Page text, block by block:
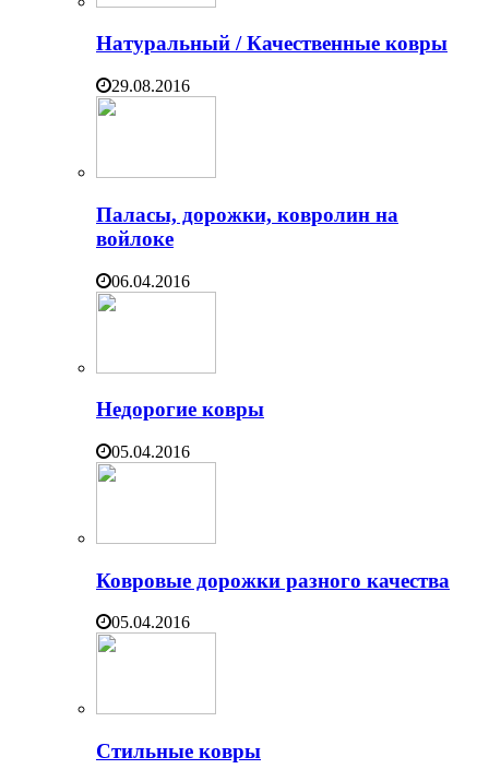
Натуральный / Качественные ковры
29.08.2016
Паласы, дорожки, ковролин на
войлоке
06.04.2016
Недорогие ковры
05.04.2016
Ковровые дорожки разного качества
05.04.2016
Стильные ковры